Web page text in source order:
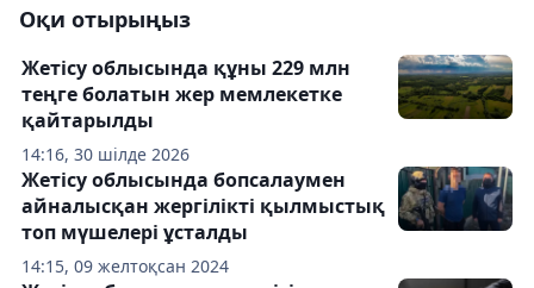
Оқи отырыңыз
14:16, 30 шілде 2026
Жетісу облысында құны 229 млн
теңге болатын жер мемлекетке
қайтарылды
14:15, 09 желтоқсан 2024
Жетісу облысында бопсалаумен
айналысқан жергілікті қылмыстық
топ мүшелері ұсталды